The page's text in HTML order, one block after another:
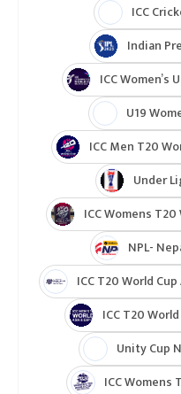
ICC
Indian
ICC Women’s
U19
ICC Men T20
Under
ICC Womens
NPL-
ICC T20 World
ICC T20
Unity Cup
ICC Womens